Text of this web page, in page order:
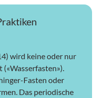
wird keine oder nur
Fasten oder
Das periodische